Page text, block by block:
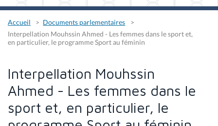
Accueil
Documents parlementaires
Interpellation Mouhssin Ahmed - Les femmes dans le sport et,
en particulier, le programme Sport au féminin
Interpellation Mouhssin
Ahmed - Les femmes dans le
sport et, en particulier, le